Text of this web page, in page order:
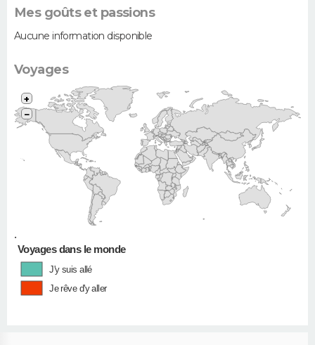
Mes goûts et passions
Aucune information disponible
Voyages
•
+
−
Voyages dans le monde
J'y suis allé
Je rêve d'y aller